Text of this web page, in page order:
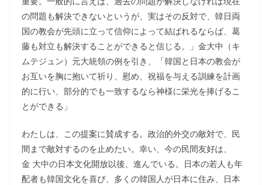
の問題も解決できないというが、実はその反対で、韓日両
国の教会が先頭に立って信仰によって結ばれるならば、葛
藤も対立も解決することができると信じる。」金大中（キ
ムテジュン）元大統領の例を引き、「韓国と日本の教会が
お互いを胸に抱いて祈り、慰め、祝福を与える訓練を計画
的に行い、部分的でも一致するなら神様に栄光を捧げるこ
とができる」
わたしは、この提案に賛成する。政治的外交の敵対で、民
間まで敵対するのを止めたい。幸い、今の民間友好は、
金 大中の日本文化開放以後、進んでいる。日本の若人も年
配者も韓国文化を喜び、多くの韓国人が日本に住み、日本